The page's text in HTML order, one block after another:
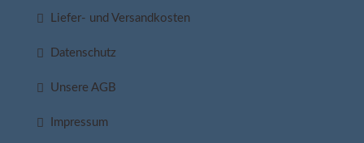
Liefer- und Versandkosten
Datenschutz
Unsere AGB
Impressum